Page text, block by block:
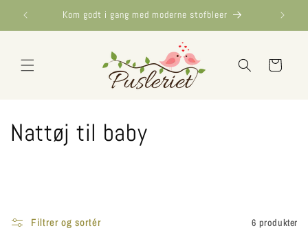
Gå til
indhold
Kom godt i gang med moderne stofbleer
Indkøbskurv
Nattøj til baby
Filtrer og sortér 6 produkter